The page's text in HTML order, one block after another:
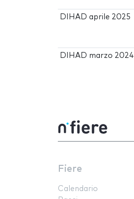
DIHAD aprile 2025
DIHAD marzo 2024
Fiere
Calendario